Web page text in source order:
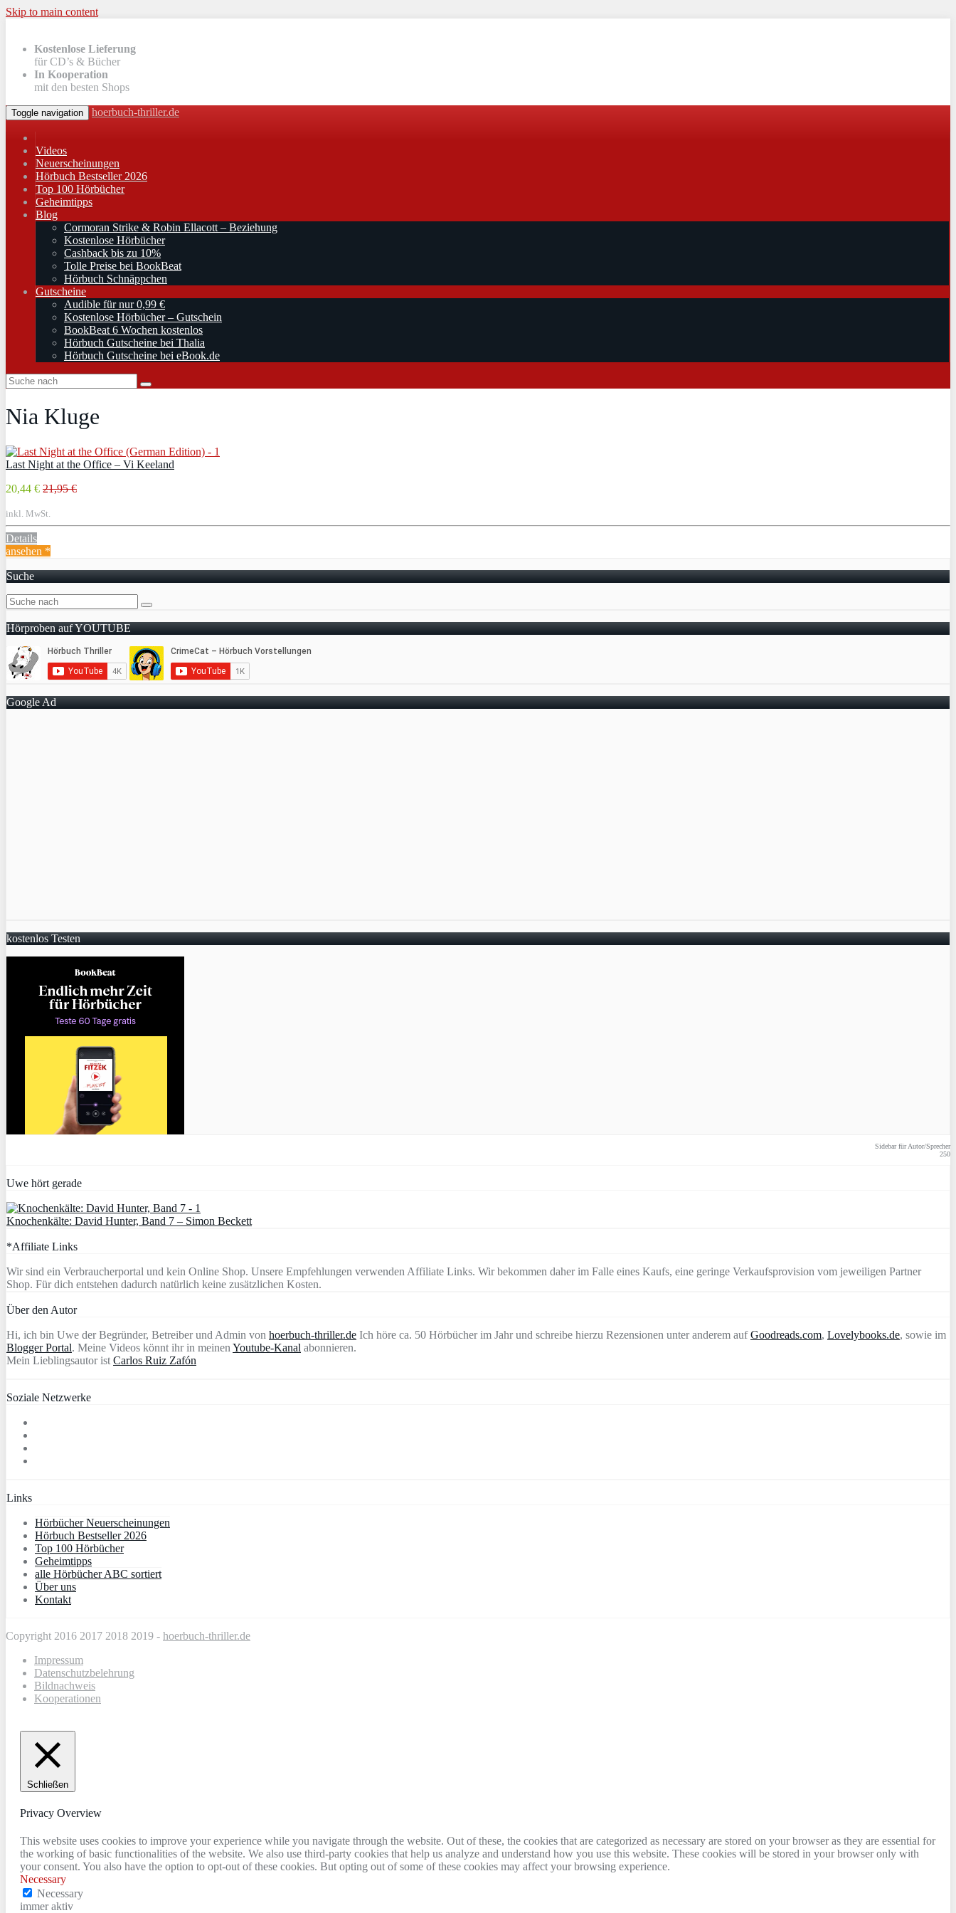
Skip to main content
Kostenlose Lieferung
für CD’s & Bücher
In Kooperation
mit den besten Shops
Toggle navigation hoerbuch-thriller.de
Videos
Neuerscheinungen
Hörbuch Bestseller 2026
Top 100 Hörbücher
Geheimtipps
Blog
Cormoran Strike & Robin Ellacott – Beziehung
Kostenlose Hörbücher
Cashback bis zu 10%
Tolle Preise bei BookBeat
Hörbuch Schnäppchen
Gutscheine
Audible für nur 0,99 €
Kostenlose Hörbücher – Gutschein
BookBeat 6 Wochen kostenlos
Hörbuch Gutscheine bei Thalia
Hörbuch Gutscheine bei eBook.de
Nia Kluge
Last Night at the Office – Vi Keeland
20,44 € 21,95 €
inkl. MwSt.
Details
ansehen *
Suche
Hörproben auf YOUTUBE
Google Ad
kostenlos Testen
Sidebar für Autor/Sprecher
250
Uwe hört gerade
Knochenkälte: David Hunter, Band 7 – Simon Beckett
*Affiliate Links
Wir sind ein Verbraucherportal und kein Online Shop. Unsere Empfehlungen verwenden Affiliate Links. Wir bekommen daher im Falle eines Kaufs, eine geringe Verkaufsprovision vom jeweiligen Partner
Shop. Für dich entstehen dadurch natürlich keine zusätzlichen Kosten.
Über den Autor
Hi, ich bin Uwe der Begründer, Betreiber und Admin von hoerbuch-thriller.de Ich höre ca. 50 Hörbücher im Jahr und schreibe hierzu Rezensionen unter anderem aufGoodreads.com, Lovelybooks.de, sowie im
Blogger Portal. Meine Videos könnt ihr in meinen Youtube-Kanal abonnieren.
Mein Lieblingsautor ist Carlos Ruiz Zafón
Soziale Netzwerke
Links
Hörbücher Neuerscheinungen
Hörbuch Bestseller 2026
Top 100 Hörbücher
Geheimtipps
alle Hörbücher ABC sortiert
Über uns
Kontakt
Copyright 2016 2017 2018 2019 - hoerbuch-thriller.de
Impressum
Datenschutzbelehrung
Bildnachweis
Kooperationen
Schließen
Privacy Overview
This website uses cookies to improve your experience while you navigate through the website. Out of these, the cookies that are categorized as necessary are stored on your browser as they are essential for
the working of basic functionalities of the website. We also use third-party cookies that help us analyze and understand how you use this website. These cookies will be stored in your browser only with
your consent. You also have the option to opt-out of these cookies. But opting out of some of these cookies may affect your browsing experience.
Necessary
Necessary
immer aktiv